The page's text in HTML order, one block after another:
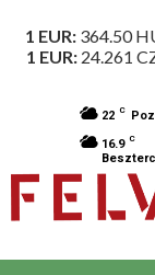
1 EUR: 364.50
1 EUR: 24.261
22 C
16.9 C